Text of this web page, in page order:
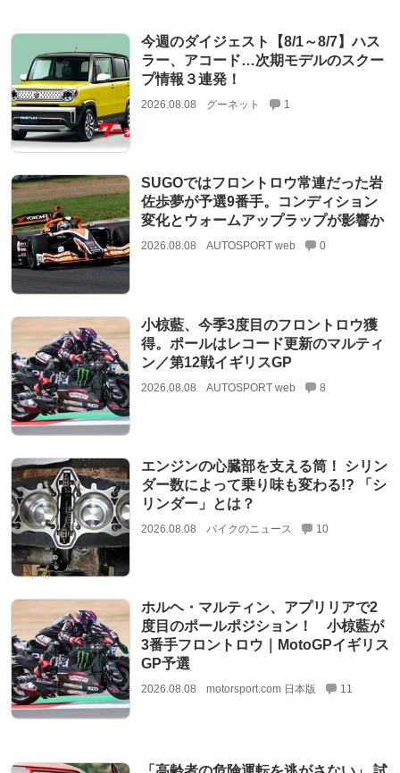
今週のダイジェスト【8/1～8/7】ハス
ラー、アコード…次期モデルのスクー
プ情報３連発！
2026.08.08 グーネット 1
SUGOではフロントロウ常連だった岩
佐歩夢が予選9番手。コンディション
変化とウォームアップラップが影響か
2026.08.08 AUTOSPORT web 0
小椋藍、今季3度目のフロントロウ獲
得。ポールはレコード更新のマルティ
ン／第12戦イギリスGP
2026.08.08 AUTOSPORT web 8
エンジンの心臓部を支える筒！ シリン
ダー数によって乗り味も変わる!? 「シ
リンダー」とは？
2026.08.08 バイクのニュース 10
ホルヘ・マルティン、アプリリアで2
度目のポールポジション！ 小椋藍が
3番手フロントロウ｜MotoGPイギリス
GP予選
2026.08.08 motorsport.com 日本版 11